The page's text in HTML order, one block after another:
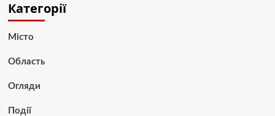
Категорії
Місто
Область
Огляди
Події